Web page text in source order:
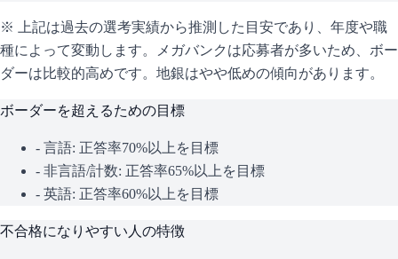
※ 上記は過去の選考実績から推測した目安であり、年度や職
種によって変動します。
メガバンクは応募者が多いため、ボー
ダーは比較的高めです。地銀はやや低めの傾向があります。
ボーダーを超えるための目標
- 言語: 正答率70%以上を目標
- 非言語/計数: 正答率65%以上を目標
- 英語: 正答率60%以上を目標
不合格になりやすい人の特徴